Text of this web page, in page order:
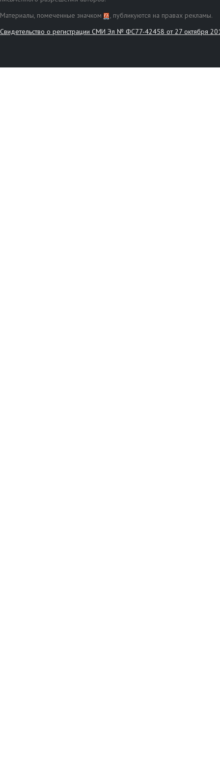
Материалы, помеченные значком
, публикуются на правах рекламы.
Свидетельство о регистрации СМИ Эл № ФС77-42458 от 27 октября